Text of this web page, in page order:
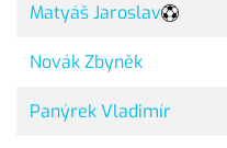
Matyáš Jaroslav
Novák Zbyněk
Panýrek Vladimír